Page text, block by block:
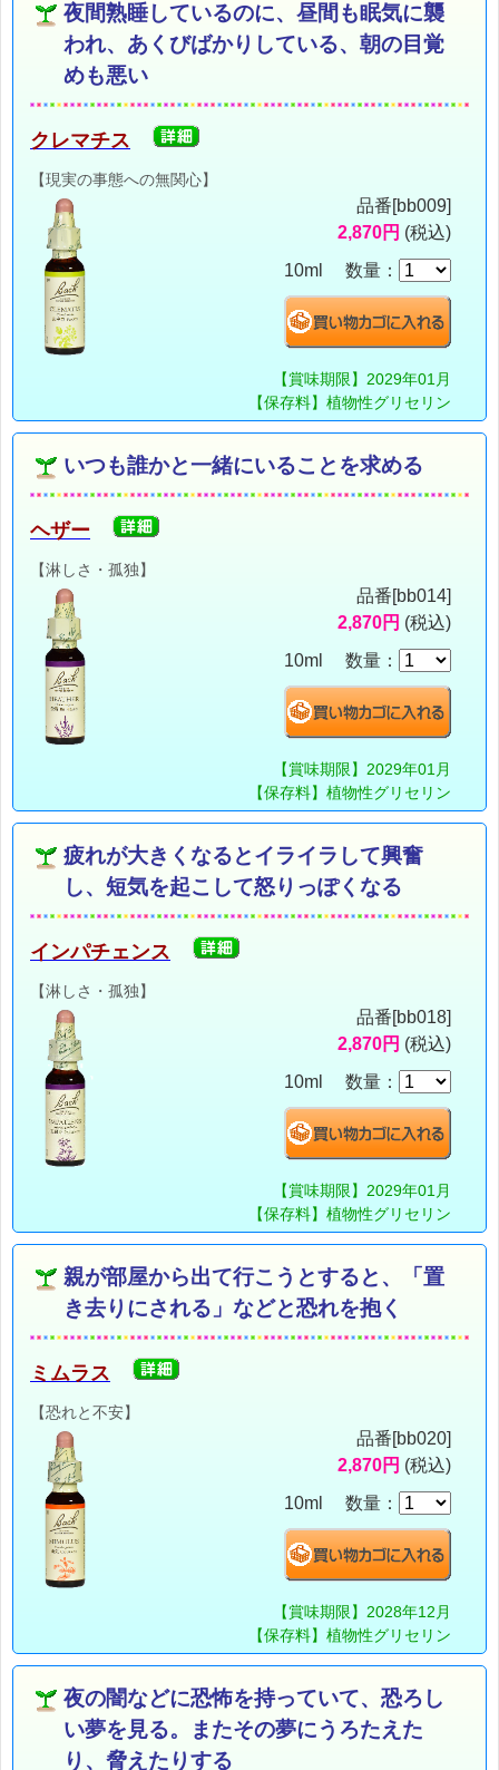
夜間熟睡しているのに、昼間も眠気に襲
われ、あくびばかりしている、朝の目覚
めも悪い
クレマチス
【現実の事態への無関心】
品番[bb009]
2,870円 (税込)
10ml 数量：
【賞味期限】2029年01月
【保存料】植物性グリセリン
いつも誰かと一緒にいることを求める
ヘザー
【淋しさ・孤独】
品番[bb014]
2,870円 (税込)
10ml 数量：
【賞味期限】2029年01月
【保存料】植物性グリセリン
疲れが大きくなるとイライラして興奮
し、短気を起こして怒りっぽくなる
インパチェンス
【淋しさ・孤独】
品番[bb018]
2,870円 (税込)
10ml 数量：
【賞味期限】2029年01月
【保存料】植物性グリセリン
親が部屋から出て行こうとすると、「置
き去りにされる」などと恐れを抱く
ミムラス
【恐れと不安】
品番[bb020]
2,870円 (税込)
10ml 数量：
【賞味期限】2028年12月
【保存料】植物性グリセリン
夜の闇などに恐怖を持っていて、恐ろし
い夢を見る。またその夢にうろたえた
り、脅えたりする